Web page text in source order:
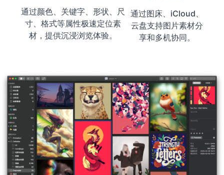
通过颜色、关键字、形状、尺
寸、格式等属性极速定位素
材，提供沉浸浏览体验。
通过图床、iCloud、
云盘支持图片素材分
享和多机协同。